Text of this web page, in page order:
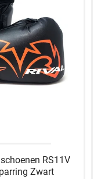
RS11V
Zwart